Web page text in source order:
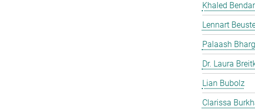
Khaled
Lennart
Palaash
Dr. Laura
Lian Bubolz
Clarissa